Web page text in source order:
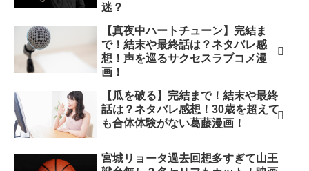
迷？
【真夜中ハートチューン】完結ま
で！結末や最終話は？ネタバレ感
想！声を巡るサクセスラブコメ漫
画！
【瓜を破る】完結まで！結末や最終
話は？ネタバレ感想！30歳を超えて
も合体体験がない葛藤漫画！
宮城リョータ過去回想多すぎて山王